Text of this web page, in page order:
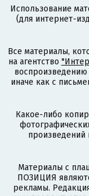
Использование
(для интернет-
Все материалы,
на агентство
иначе как с
Какое-либо
произведений
Материалы с
ПОЗИЦИЯ
рекламы.